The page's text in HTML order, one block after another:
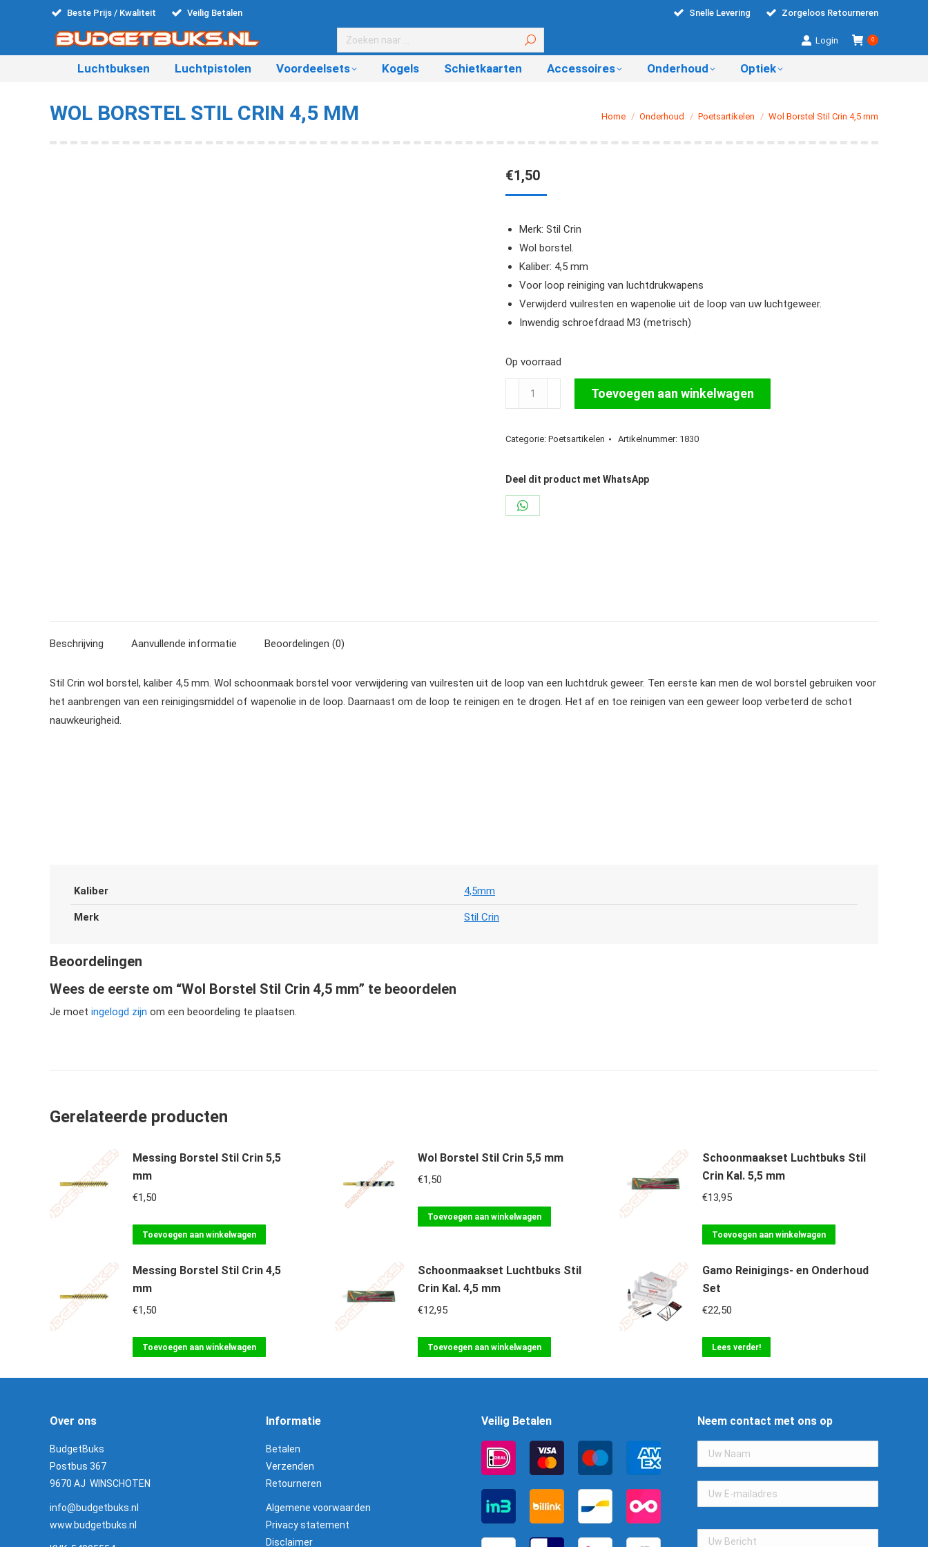
Beste Prijs / Kwaliteit Veilig Betalen Snelle Levering Zorgeloos Retourneren
Login 0
Luchtbuksen Luchtpistolen Voordeelsets Kogels Schietkaarten Accessoires Onderhoud Optiek
WOL BORSTEL STIL CRIN 4,5 MM Je bent hier:
Home Onderhoud Poetsartikelen Wol Borstel Stil Crin 4,5 mm
€1,50
Merk: Stil Crin
Wol borstel.
Kaliber: 4,5 mm
Voor loop reiniging van luchtdrukwapens
Verwijderd vuilresten en wapenolie uit de loop van uw luchtgeweer.
Inwendig schroefdraad M3 (metrisch)
Op voorraad
Borstel
Crin
mm
aantal
Toevoegen aan winkelwagen
Categorie: Poetsartikelen Artikelnummer: 1830
Deel dit product met WhatsApp
Share
Beschrijving Aanvullende informatie Beoordelingen (0)
Stil Crin wol borstel, kaliber 4,5 mm. Wol schoonmaak borstel voor verwijdering van vuilresten uit de loop van een luchtdruk geweer. Ten eerste kan men de wol borstel gebruiken voor
het aanbrengen van een reinigingsmiddel of wapenolie in de loop. Daarnaast om de loop te reinigen en te drogen. Het af en toe reinigen van een geweer loop verbeterd de schot
nauwkeurigheid.
Kaliber 4,5mm
Merk Stil Crin
Beoordelingen
Wees de eerste om “Wol Borstel Stil Crin 4,5 mm” te beoordelen
Je moet ingelogd zijn om een beoordeling te plaatsen.
Gerelateerde producten
Messing Borstel Stil Crin 5,5
mm
€1,50
Toevoegen aan winkelwagen
Wol Borstel Stil Crin 5,5 mm
€1,50
Toevoegen aan winkelwagen
Schoonmaakset Luchtbuks Stil
Crin Kal. 5,5 mm
€13,95
Toevoegen aan winkelwagen
Messing Borstel Stil Crin 4,5
mm
€1,50
Toevoegen aan winkelwagen
Schoonmaakset Luchtbuks Stil
Crin Kal. 4,5 mm
€12,95
Toevoegen aan winkelwagen
Gamo Reinigings- en Onderhoud
Set
€22,50
Lees verder!
Over ons
BudgetBuks
Postbus 367
9670 AJ WINSCHOTEN
info@budgetbuks.nl
www.budgetbuks.nl
Informatie
Betalen
Verzenden
Retourneren
Algemene voorwaarden
Privacy statement
Disclaimer
Veilig Betalen Neem contact met ons op
Gelieve